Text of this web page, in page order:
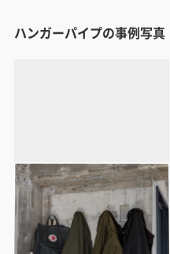
ハンガーパイプの事例写真